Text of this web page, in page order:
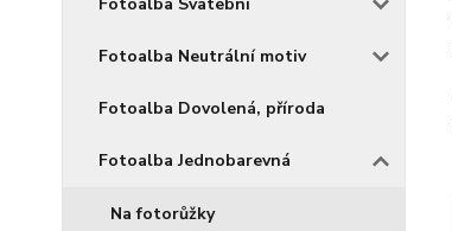
Fotoalba Neutrální motiv
Fotoalba Dovolená, příroda
Fotoalba Jednobarevná
Na fotorůžky